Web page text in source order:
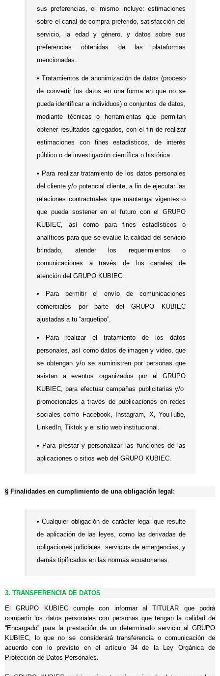
sus preferencias, el mismo incluye: estimaciones
sobre el canal de compra preferido, satisfacción del
servicio, la edad y género, y datos sobre sus
preferencias obtenidas de las plataformas
mencionadas.
• Tratamientos de anonimización de datos (proceso
de convertir los datos en una forma en que no se
puedaidentificara individuos) o conjuntos de datos,
mediante técnicas o herramientas que permitan
obtener resultados agregados, con el fin de realizar
estimaciones con fines estadísticos, de interés
público o de investigación científica o histórica.
• Para realizar tratamiento de los datos personales
del cliente y/o potencial cliente, a fin de ejecutar las
relaciones contractuales que mantenga vigentes o
que pueda sostener en el futuro con el GRUPO
KUBIEC, así como para fines estadísticos o
analíticos para que se evalúe la calidad del servicio
brindado, atender los requerimientos o
comunicaciones a través de los canales de
atención del GRUPO KUBIEC.
•
Para permitir el envío de comunicaciones
comerciales por parte del GRUPO KUBIEC
ajustadas a tu “arquetipo”.
•
Para realizar el tratamiento de los datos
personales, así como datos de imagen y video, que
se obtengan y/o se suministren por personas que
asistan a eventos organizados por el GRUPO
KUBIEC, para efectuar campañas publicitarias y/o
promocionales a través de publicaciones en redes
sociales como Facebook, Instagram, X, YouTube,
LinkedIn, Tiktok y el sitio web institucional.
• Para prestar y personalizar las funciones de las
aplicaciones o sitios web del GRUPO KUBIEC.
§ Finalidades en cumplimiento de una obligación legal:
• Cualquier obligación de carácter legal que resulte
de aplicación de las leyes, como las derivadas de
obligaciones judiciales, servicios de emergencias, y
demás tipificados en las normas ecuatorianas.
3. TRANSFERENCIA DE DATOS
El GRUPO KUBIEC cumple con informar al TITULAR que podrá
compartir los datos personales con personas que tengan la calidad de
“Encargado” para la prestación de un determinado servicio al GRUPO
KUBIEC, lo que no se considerará transferencia o comunicación de
acuerdo con lo previsto en el artículo 34 de la Ley Orgánica de
Protección de Datos Personales.